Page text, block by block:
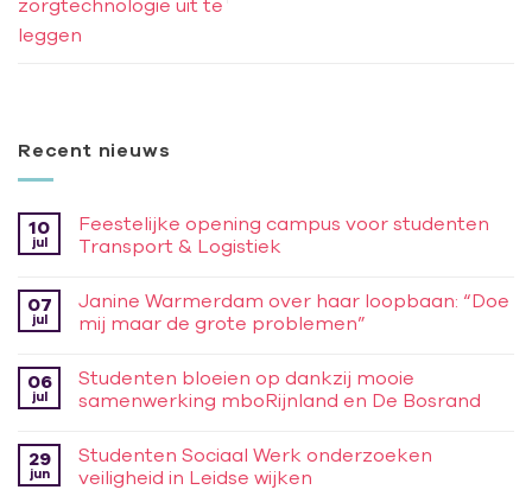
zorgtechnologie uit te
leggen
Recent nieuws
10
jul
Feestelijke opening campus voor studenten
Transport & Logistiek
07
jul
Janine Warmerdam over haar loopbaan: “Doe
mij maar de grote problemen”
06
jul
Studenten bloeien op dankzij mooie
samenwerking mboRijnland en De Bosrand
29
jun
Studenten Sociaal Werk onderzoeken
veiligheid in Leidse wijken